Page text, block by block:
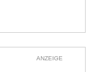
ANZEIGE